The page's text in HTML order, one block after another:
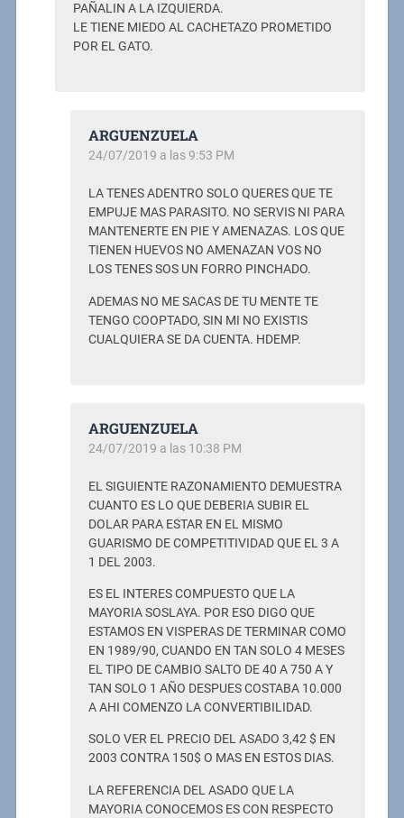
PAÑALIN A LA IZQUIERDA.
LE TIENE MIEDO AL CACHETAZO PROMETIDO
POR EL GATO.
ARGUENZUELA
24/07/2019 a las 9:53 PM
LA TENES ADENTRO SOLO QUERES QUE TE
EMPUJE MAS PARASITO. NO SERVIS NI PARA
MANTENERTE EN PIE Y AMENAZAS. LOS QUE
TIENEN HUEVOS NO AMENAZAN VOS NO
LOS TENES SOS UN FORRO PINCHADO.
ADEMAS NO ME SACAS DE TU MENTE TE
TENGO COOPTADO, SIN MI NO EXISTIS
CUALQUIERA SE DA CUENTA. HDEMP.
ARGUENZUELA
24/07/2019 a las 10:38 PM
EL SIGUIENTE RAZONAMIENTO DEMUESTRA
CUANTO ES LO QUE DEBERIA SUBIR EL
DOLAR PARA ESTAR EN EL MISMO
GUARISMO DE COMPETITIVIDAD QUE EL 3 A
1 DEL 2003.
ES EL INTERES COMPUESTO QUE LA
MAYORIA SOSLAYA. POR ESO DIGO QUE
ESTAMOS EN VISPERAS DE TERMINAR COMO
EN 1989/90, CUANDO EN TAN SOLO 4 MESES
EL TIPO DE CAMBIO SALTO DE 40 A 750 A Y
TAN SOLO 1 AÑO DESPUES COSTABA 10.000
A AHI COMENZO LA CONVERTIBILIDAD.
SOLO VER EL PRECIO DEL ASADO 3,42 $ EN
2003 CONTRA 150$ O MAS EN ESTOS DIAS.
LA REFERENCIA DEL ASADO QUE LA
MAYORIA CONOCEMOS ES CON RESPECTO